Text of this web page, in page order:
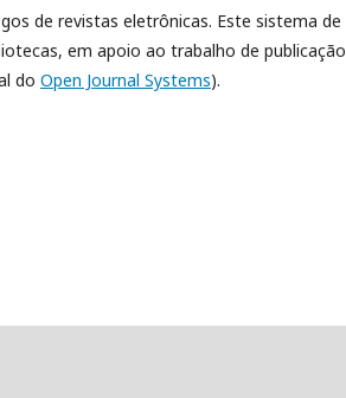
de revistas eletrônicas. Este sistema de
em apoio ao trabalho de publicação
do Open Journal Systems).